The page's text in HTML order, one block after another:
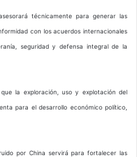
técnicamente para generar las
con los acuerdos internacionales
seguridad y defensa integral de la
la exploración, uso y explotación del
para el desarrollo económico político,
por China servirá para fortalecer las